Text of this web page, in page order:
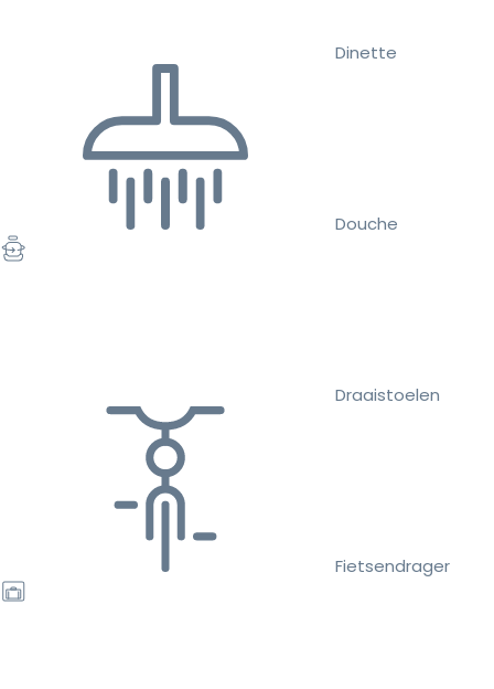
Dinette
Douche
Draaistoelen
Fietsendrager